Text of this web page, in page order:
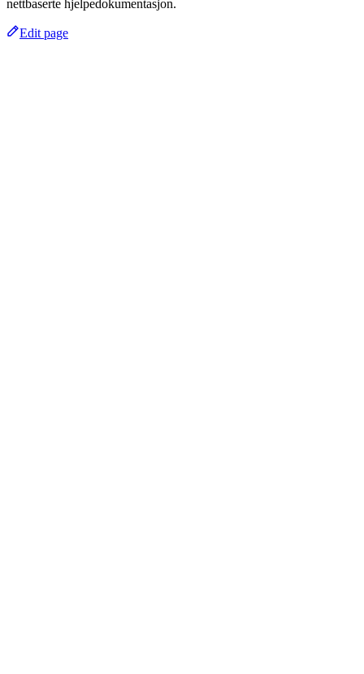
nettbaserte hjelpedokumentasjon.
Edit page